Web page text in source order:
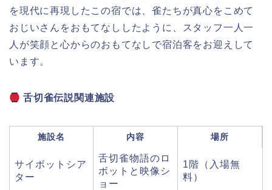
を現代に再現したこの宿では、雀たちが真心をこめて
おじいさんをおもてなししたように、スタッフ一人一
人が笑顔と心からのおもてなしで宿泊客をお迎えして
います。
舌切雀伝説関連施設
施設名 内容 場所
サイボットシア
ター
舌切雀物語のロ
ボットと映像シ
ョー
1階（入場無
料）